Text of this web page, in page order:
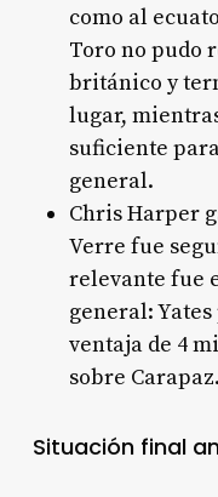
como al
Toro no pudo
británico y
lugar,
suficiente
general.
Chris Harper
Verre fue
relevante fue
general:
ventaja de 4
sobre Carapaz.
Situación final